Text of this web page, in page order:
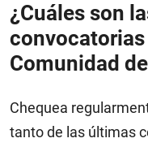
¿Cuáles son
Comunidad
Chequea
tanto de las últimas